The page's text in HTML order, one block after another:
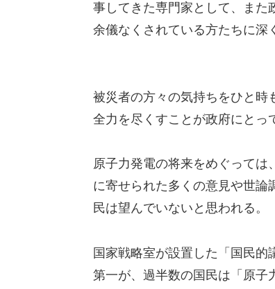
事してきた専門家として、また
余儀なくされている方たちに深
被災者の方々の気持ちをひと時
全力を尽くすことが政府にとっ
原子力発電の将来をめぐって
に寄せられた多くの意見や世論
民は望んでいないと思われる。
国家戦略室が設置した「国民的
第一が、過半数の国民は「原子